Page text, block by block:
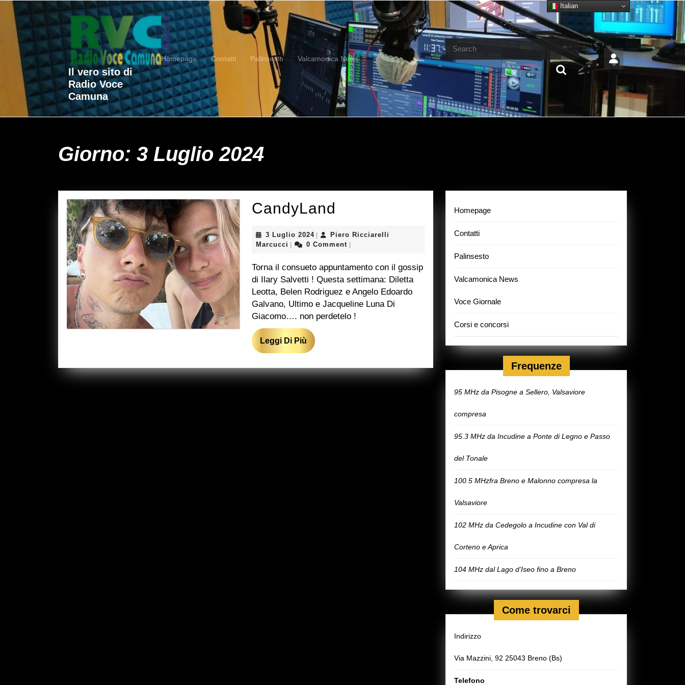
Skip
content
Il vero sito di
Radio Voce
Camuna
Homepage Contatti Palinsesto Valcamonica News
for:
Giorno: 3 Luglio 2024
CandyLand
3 Luglio 20243
Luglio
Piero Ricciarelli
Marcucci Piero
Marcucci
0 Comment
Torna il consueto appuntamento con il gossip
di Ilary Salvetti ! Questa settimana: Diletta
Leotta, Belen Rodriguez e Angelo Edoardo
Galvano, Ultimo e Jacqueline Luna Di
Giacomo…. non perdetelo !
Leggi Di Più Leggi
Di
Homepage
Contatti
Palinsesto
Valcamonica News
Voce Giornale
Corsi e concorsi
Frequenze
95 MHz da Pisogne a Sellero, Valsaviore
compresa
95.3 MHz da Incudine a Ponte di Legno e Passo
del Tonale
100.5 MHzfra Breno e Malonno compresa la
Valsaviore
102 MHz da Cedegolo a Incudine con Val di
Corteno e Aprica
104 MHz dal Lago d’Iseo fino a Breno
Come trovarci
Indirizzo
Via Mazzini, 92 25043 Breno (Bs)
Telefono
Italian